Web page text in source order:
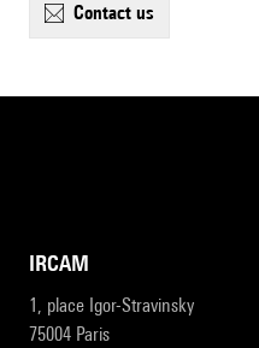
contact us
IRCAM
1, place Igor-Stravinsky
75004 Paris